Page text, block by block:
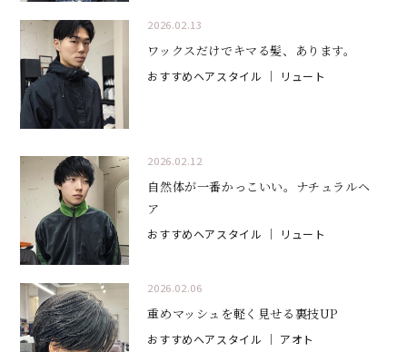
2026.02.13
ワックスだけでキマる髪、あります。
おすすめヘアスタイル ｜ リュート
2026.02.12
自然体が一番かっこいい。ナチュラルヘ
ア
おすすめヘアスタイル ｜ リュート
2026.02.06
重めマッシュを軽く見せる裏技UP
おすすめヘアスタイル ｜ アオト